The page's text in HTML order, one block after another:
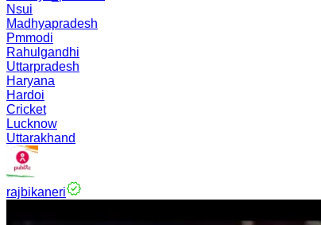
Nsui
Madhyapradesh
Pmmodi
Rahulgandhi
Uttarpradesh
Haryana
Hardoi
Cricket
Lucknow
Uttarakhand
rajbikaneri